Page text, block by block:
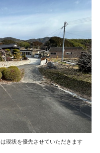
現状を優先させていただきます